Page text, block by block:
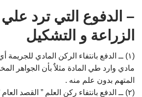
– الدفوع التي ترد
الزراعة و التشكيل
(۱) ــ الدفع بانتفاء الركن المادي
مادي وارد طي المادة مثلاٌ بأن الجواهر
المتهم بدون علم منه .
(۲) ــ الدفع بانتفاء ركن العلم ” القصد